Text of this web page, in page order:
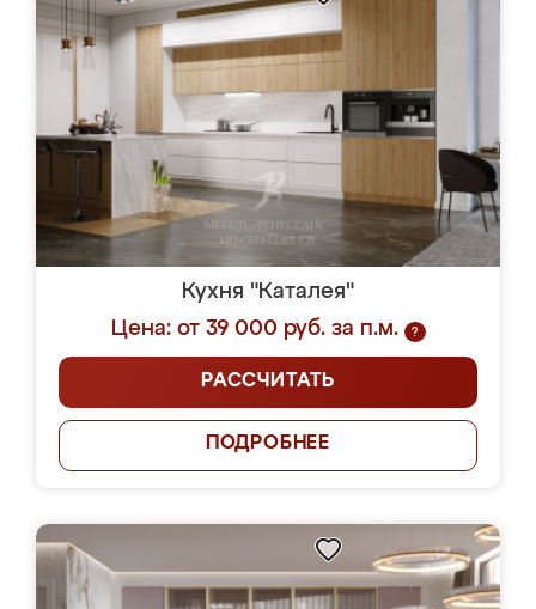
Кухня "Каталея"
Цена: от 39 000 руб. за п.м.
?
РАССЧИТАТЬ
ПОДРОБНЕЕ